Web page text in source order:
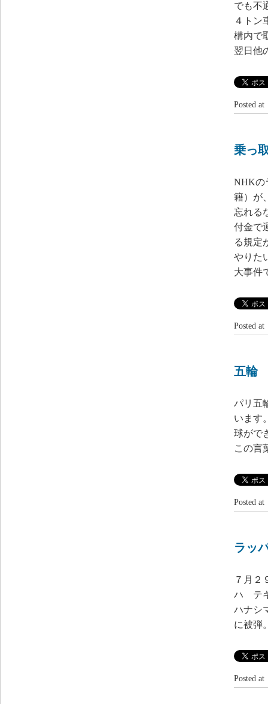
でも不
４トン
構内で
翌日他
Posted
乗っ
NHKの
籍）が
忘れる
付金で
る規定
やりた
大事件
Posted
五輪
パリ五
います
球がで
この言
Posted
ラッ
７月
ハ テ
ハナシ
に被弾
Posted